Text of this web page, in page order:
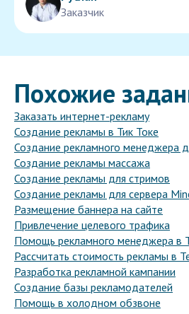
Заказчик
Похожие
Заказать интернет-рекламу
Создание рекламы в Тик Токе
Создание рекламного менеджера
Создание рекламы массажа
Создание рекламы для стримов
Создание рекламы для сервера
Размещение баннера на сайте
Привлечение целевого трафика
Помощь рекламного менеджера в
Рассчитать стоимость рекламы в
Разработка рекламной кампании
Создание базы рекламодателей
Помощь в холодном обзвоне